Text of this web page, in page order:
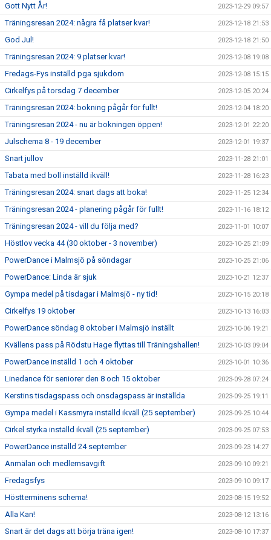
Gott Nytt År! 2023-12-29 09:57
Träningsresan 2024: några få platser kvar! 2023-12-18 21:53
God Jul! 2023-12-18 21:50
Träningsresan 2024: 9 platser kvar! 2023-12-08 19:08
Fredags-Fys inställd pga sjukdom 2023-12-08 15:15
Cirkelfys på torsdag 7 december 2023-12-05 20:24
Träningsresan 2024: bokning pågår för fullt! 2023-12-04 18:20
Träningsresan 2024 - nu är bokningen öppen! 2023-12-01 22:20
Julschema 8 - 19 december 2023-12-01 19:37
Snart jullov 2023-11-28 21:01
Tabata med boll inställd ikväll! 2023-11-28 16:23
Träningsresan 2024: snart dags att boka! 2023-11-25 12:34
Träningsresan 2024 - planering pågår för fullt! 2023-11-16 18:12
Träningsresan 2024 - vill du följa med? 2023-11-01 10:07
Höstlov vecka 44 (30 oktober - 3 november) 2023-10-25 21:09
PowerDance i Malmsjö på söndagar 2023-10-25 21:06
PowerDance: Linda är sjuk 2023-10-21 12:37
Gympa medel på tisdagar i Malmsjö - ny tid! 2023-10-15 20:18
Cirkelfys 19 oktober 2023-10-13 16:03
PowerDance söndag 8 oktober i Malmsjö inställt 2023-10-06 19:21
Kvällens pass på Rödstu Hage flyttas till Träningshallen! 2023-10-03 09:04
PowerDance inställd 1 och 4 oktober 2023-10-01 10:36
Linedance för seniorer den 8 och 15 oktober 2023-09-28 07:24
Kerstins tisdagspass och onsdagspass är inställda 2023-09-25 19:11
Gympa medel i Kassmyra inställd ikväll (25 september) 2023-09-25 10:44
Cirkel styrka inställd ikväll (25 september) 2023-09-25 07:53
PowerDance inställd 24 september 2023-09-23 14:27
Anmälan och medlemsavgift 2023-09-10 09:21
Fredagsfys 2023-09-10 09:17
Höstterminens schema! 2023-08-15 19:52
Alla Kan! 2023-08-12 13:16
Snart är det dags att börja träna igen! 2023-08-10 17:37